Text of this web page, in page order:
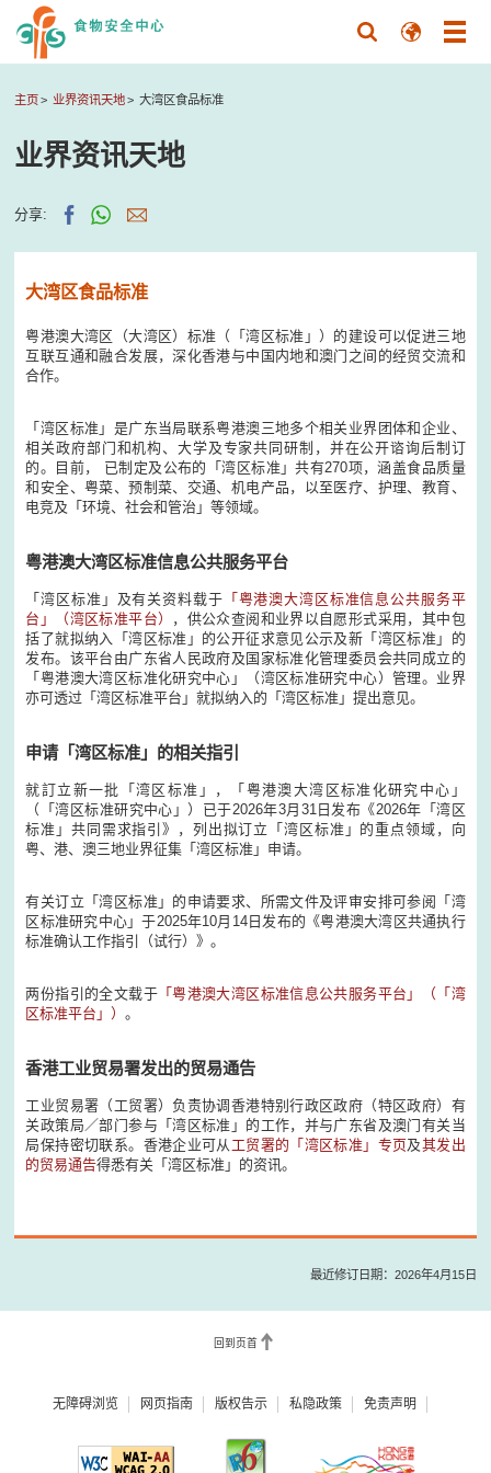
主页 业界资讯天地 大湾区食品标准
业界资讯天地
分享:
大湾区食品标准
粤港澳大湾区（大湾区）标准（「湾区标准」）的建设可以促进三地
互联互通和融合发展，深化香港与中国内地和澳门之间的经贸交流和
合作。
「湾区标准」是广东当局联系粤港澳三地多个相关业界团体和企业、
相关政府部门和机构、大学及专家共同研制，并在公开谘询后制订
的。目前， 已制定及公布的「湾区标准」共有270项，涵盖食品质量
和安全、粤菜、预制菜、交通、机电产品，以至医疗、护理、教育、
电竞及「环境、社会和管治」等领域。
粤港澳大湾区标准信息公共服务平台
「湾区标准」及有关资料载于 「粤港澳大湾区标准信息公共服务平
台」（湾区标准平台）
，供公众查阅和业界以自愿形式采用，其中包
括了就拟纳入「湾区标准」的公开征求意见公示及新「湾区标准」的
发布。该平台由广东省人民政府及国家标准化管理委员会共同成立的
「粤港澳大湾区标准化研究中心」（湾区标准研究中心）管理。业界
亦可透过「湾区标准平台」就拟纳入的「湾区标准」提出意见。
申请「湾区标准」的相关指引
就訂立新一批「湾区标准」，「粤港澳大湾区标准化研究中心」
（「湾区标准研究中心」）已于2026年3月31日发布《2026年「湾区
标准」共同需求指引》，列出拟订立「湾区标准」的重点领域，向
粤、港、澳三地业界征集「湾区标准」申请。
有关订立「湾区标准」的申请要求、所需文件及评审安排可参阅「湾
区标准研究中心」于2025年10月14日发布的《粤港澳大湾区共通执行
标准确认工作指引（试行）》。
两份指引的全文载于「粤港澳大湾区标准信息公共服务平台」（「湾
区标准平台」）。
香港工业贸易署发出的贸易通告
工业贸易署（工贸署）负责协调香港特别行政区政府（特区政府）有
关政策局／部门参与「湾区标准」的工作，并与广东省及澳门有关当
局保持密切联系。香港企业可从 工贸署的「湾区标准」专页及其发出
的贸易通告得悉有关「湾区标准」的资讯。
最近修订日期：2026年4月15日
回到页首
无障碍浏览 网页指南 版权告示 私隐政策 免责声明